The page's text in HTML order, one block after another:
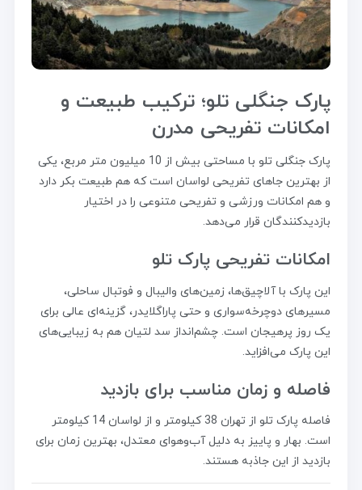
پارک جنگلی تلو؛ ترکیب طبیعت و
امکانات تفریحی مدرن
پارک جنگلی تلو با مساحتی بیش از 10 میلیون متر مربع، یکی
از بهترین جاهای تفریحی لواسان است که هم طبیعت بکر دارد
و هم امکانات ورزشی و تفریحی متنوعی را در اختیار
بازدیدکنندگان قرار می‌دهد.
امکانات تفریحی پارک تلو
این پارک با آلاچیق‌ها، زمین‌های والیبال و فوتبال ساحلی،
مسیرهای دوچرخه‌سواری و حتی پاراگلایدر، گزینه‌ای عالی برای
یک روز پرهیجان است. چشم‌انداز سد لتیان هم به زیبایی‌های
این پارک می‌افزاید.
فاصله و زمان مناسب برای بازدید
فاصله پارک تلو از تهران 38 کیلومتر و از لواسان 14 کیلومتر
است. بهار و پاییز به دلیل آب‌وهوای معتدل، بهترین زمان برای
بازدید از این جاذبه هستند.